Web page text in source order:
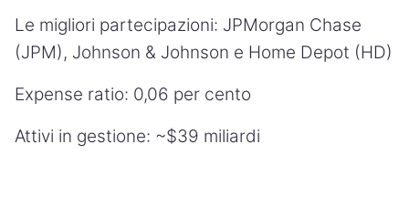
Le migliori partecipazioni: JPMorgan Chase
(JPM), Johnson & Johnson e Home Depot (HD)
Expense ratio: 0,06 per cento
Attivi in gestione: ~$39 miliardi